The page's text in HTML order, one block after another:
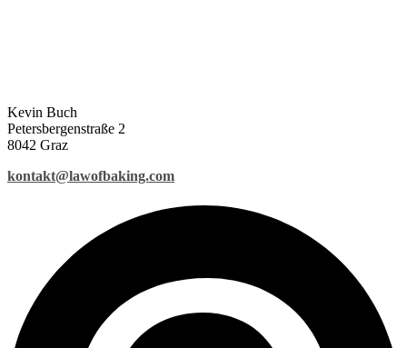
Kevin Buch
Petersbergenstraße 2
8042 Graz
kontakt@lawofbaking.com